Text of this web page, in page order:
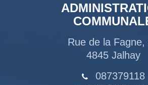
Rue de la Fagne,
4845 Jalhay
087379118